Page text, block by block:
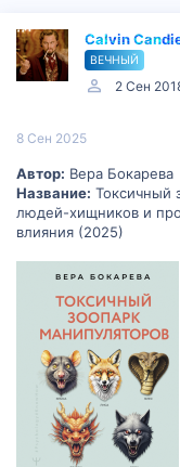
Calvin
ВЕЧНЫЙ
2 Сен
8 Сен 2025
Автор: Вера Бокарева
Название: Токсичный
людей-хищников и
влияния (2025)